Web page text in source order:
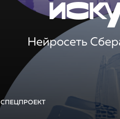
СПЕЦПРОЕКТ
Нейросеть